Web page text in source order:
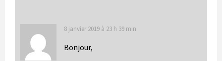
8 janvier 2019 à 23 h 39 min
Bonjour,